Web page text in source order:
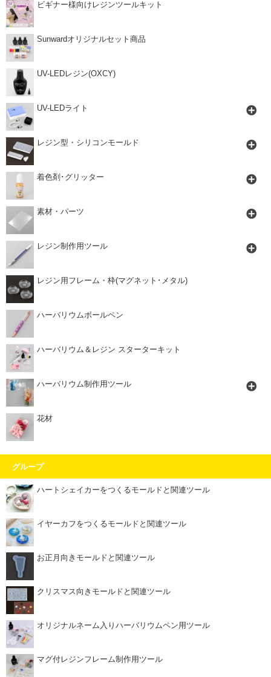
ビギナー様向けレジンツールキット
Sunwardオリジナルセット商品
UV-LEDレジン(OXCY)
UV-LEDライト
レジン型・シリコンモールド
着色剤･グリッター
素材・パーツ
レジン制作用ツール
レジン用フレーム・枠(マグネット･メタル)
ハーバリウムボールペン
ハーバリウム＆レジン スターターキット
ハーバリウム制作用ツール
花材
グループ
ハートシェイカーをつくるモールドと関連ツール
イヤーカフをつくるモールドと関連ツール
お正月向きモールドと関連ツール
クリスマス向きモールドと関連ツール
オリジナルネーム入りハーバリウムペン用ツール
マグ付レジンフレーム制作用ツール